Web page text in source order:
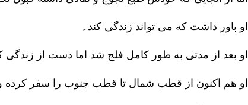
او باور داشت که می تواند زندگی کند۔
او بعد از مدتی به طور کامل فلج شد اما دست از
او هم اکنون از قطب شمال تا قطب جنوب را سفر کرده